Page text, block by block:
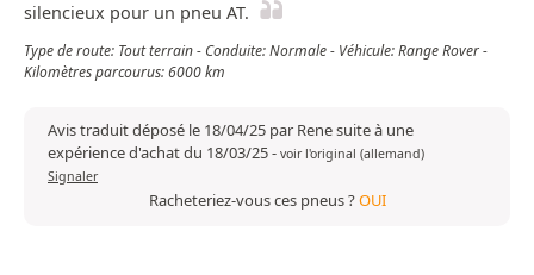
silencieux pour un pneu AT.
Type de route: Tout terrain - Conduite: Normale - Véhicule: Range Rover -
Kilomètres parcourus: 6000 km
Avis traduit déposé le 18/04/25 par Rene suite à une
expérience d'achat du 18/03/25- voir l'original (allemand)
Signaler
Racheteriez-vous ces pneus ?OUI